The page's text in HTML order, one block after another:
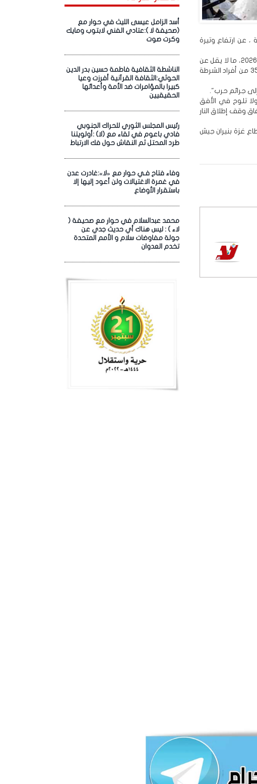
أسد الزامل عيسى الليث في حوار مع
(صحيفة لا ):عتادي الفني لابتوب ومايك
وكرت صوت
الناشطة الثقافية فاطمة حسين بدر الدين
الحوثي:الثقافة القرآنية أفرزت وعيا
كبيرا بالمؤامرات ضد الأمة وأعدائها
الحقيقيين
رئيس المجلس الثوري للحراك الجنوبي
فادي باعوم في لقاء مع (لا) :أولويتنا
طرد المحتل ثم النقاش حول فك الارتباط
وفاء فتاح فـي حوار مع «لا»:غادرت عدن
في غمرة الاغتيالات ولن أعود إليها إلا
باستقرار الأوضاع
محمد عبدالسلام في حوار مع صحيفة (
لاء ) : ليس هناك أي حديث جدي عن
جولة مفاوضات سلام و الأمم المتحدة
تخدم العدوان
عن ارتفاع وتيرة
وقال المكتب في تدوينة على منصة "إكس" ، اليوم الأربعاء إنه وثّق "منذ يناير 2026، ما لا يقل عن
12 هجوماً على الشرطة، أسفرت عن مقتل ما لا يقل عن 53 مدنياً، من بينهم 35 من أفراد الشرطة
جرائم حرب".
تلوح في الأفق
وقف إطلاق النار
في قطاع غزة بنيران جيش